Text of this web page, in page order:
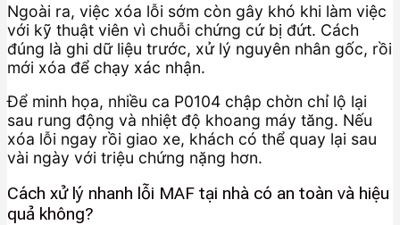
Ngoài ra, việc xóa lỗi sớm còn gây khó khi làm việc
với kỹ thuật viên vì chuỗi chứng cứ bị đứt. Cách
đúng là ghi dữ liệu trước, xử lý nguyên nhân gốc, rồi
mới xóa để chạy xác nhận.
Để minh họa, nhiều ca P0104 chập chờn chỉ lộ lại
sau rung động và nhiệt độ khoang máy tăng. Nếu
xóa lỗi ngay rồi giao xe, khách có thể quay lại sau
vài ngày với triệu chứng nặng hơn.
Cách xử lý nhanh lỗi MAF tại nhà có an toàn và hiệu
quả không?